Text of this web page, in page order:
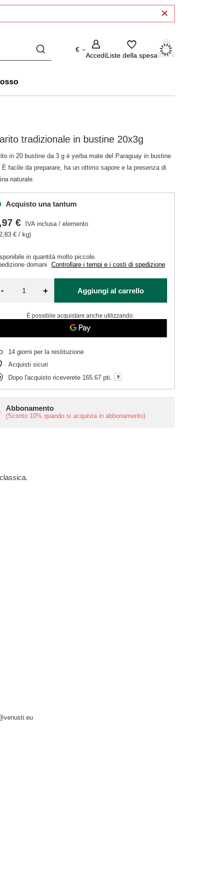
€
AccediListe della spesa0,00 €
tradizionale in bustine 20x3g
in 20 bustine da 3 g è yerba mate del Paraguay in bustine
È facile da preparare, ha un ottimo sapore e la presenza di
naturale.
Acquisto una tantum
Abbonamento
(Sconto 10% quando si acquista in abbonamento)
in quantità molto piccole
domani Controllare i tempi e i costi di spedizione
€ IVA inclusa/elemento
€ / kg)
- + Aggiungi al carrello
È possibile acquistare anche utilizzando:
14 giorni per la restituzione
Acquisti sicuri
Dopo l'acquisto riceverete 165.67 pti.